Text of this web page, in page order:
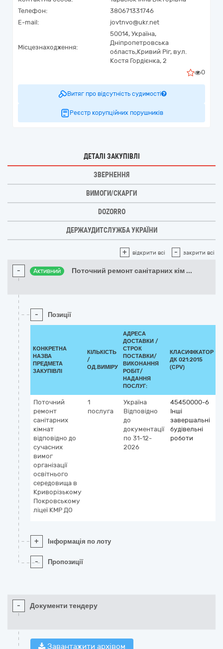
Телефон:
380671331746
E-mail:
jovtnvo@ukr.net
Місцезнаходження:
50014, Україна,
Дніпропетровська
область,Кривий Ріг, вул.
Костя Гордієнка, 2
0
Витяг про відсутність судимості
Реєстр корупційних порушників
ДЕТАЛІ ЗАКУПІВЛІ
ЗВЕРНЕННЯ
ВИМОГИ/СКАРГИ
DOZORRO
ДЕРЖАУДИТСЛУЖБА УКРАЇНИ
+ відкрити всі - закрити всі
- Активний Поточний ремонт санітарних кім ...
- Позиції
КОНКРЕТНА
НАЗВА
ПРЕДМЕТА
ЗАКУПІВЛІ
КІЛЬКІСТЬ
/
ОД.ВИМІРУ
АДРЕСА
ДОСТАВКИ /
СТРОК
ПОСТАВКИ/
ВИКОНАННЯ
РОБІТ/
НАДАННЯ
ПОСЛУГ:
КЛАСИФІКАТОР
ДК 021:2015
(CPV)
Поточний
ремонт
санітарних
кімнат
відповідно до
сучасних
вимог
організації
освітнього
середовища в
Криворізькому
Покровському
ліцеї КМР ДО
1
послуга
Україна
Відповідно
до
документації
по 31-12-
2026
45450000-6
Інші
завершальні
будівельні
роботи
+ Інформація по лоту
- Пропозиції
- Документи тендеру
Завантажити архівом